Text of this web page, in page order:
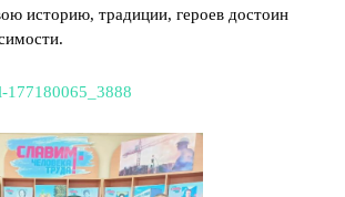
историю, традиции, героев достоин
177180065_3888